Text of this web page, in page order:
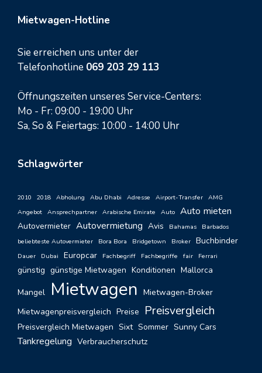
Mietwagen-Hotline
Sie erreichen uns unter der
Telefonhotline 069 203 29 113
Öffnungszeiten unseres Service-Centers:
Mo - Fr: 09:00 - 19:00 Uhr
Sa, So & Feiertags: 10:00 - 14:00 Uhr
Schlagwörter
2010 2018 Abholung Abu Dhabi Adresse Airport-Transfer AMG
Angebot Ansprechpartner Arabische Emirate Auto Auto mieten
Autovermieter Autovermietung Avis Bahamas
Barbados
beliebteste Autovermieter
Bora Bora Bridgetown Broker Buchbinder
Dauer Dubai Europcar Fachbegriff Fachbegriffe fair Ferrari
günstig günstige Mietwagen Konditionen Mallorca
Mangel
Mietwagen Mietwagen-Broker
Mietwagenpreisvergleich Preise Preisvergleich
Preisvergleich Mietwagen Sixt Sommer Sunny Cars
Tankregelung Verbraucherschutz